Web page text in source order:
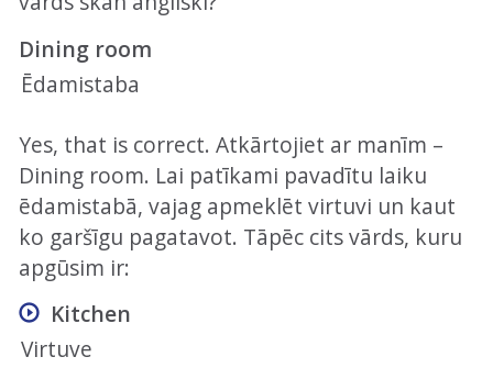
Dining room
Ēdamistaba
Yes, that is correct. Atkārtojiet ar manīm –
Dining room. Lai patīkami pavadītu laiku
ēdamistabā, vajag apmeklēt virtuvi un kaut
ko garšīgu pagatavot. Tāpēc cits vārds, kuru
apgūsim ir:
Kitchen
Virtuve